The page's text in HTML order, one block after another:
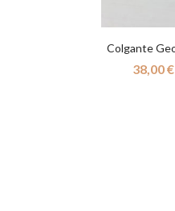
Colgante
38,00€